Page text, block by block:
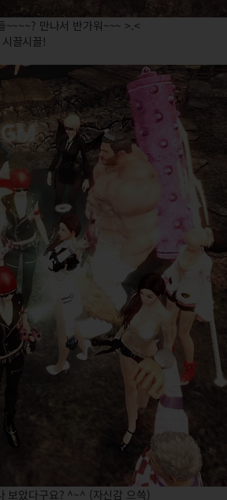
~~~~? 만나서 반가워~~~ >.<
끌시끌!
보았다구요? ^~^ (자신감 으쓱)